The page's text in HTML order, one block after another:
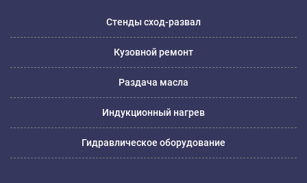
Стенды сход-развал
Кузовной ремонт
Раздача масла
Индукционный нагрев
Гидравлическое оборудование